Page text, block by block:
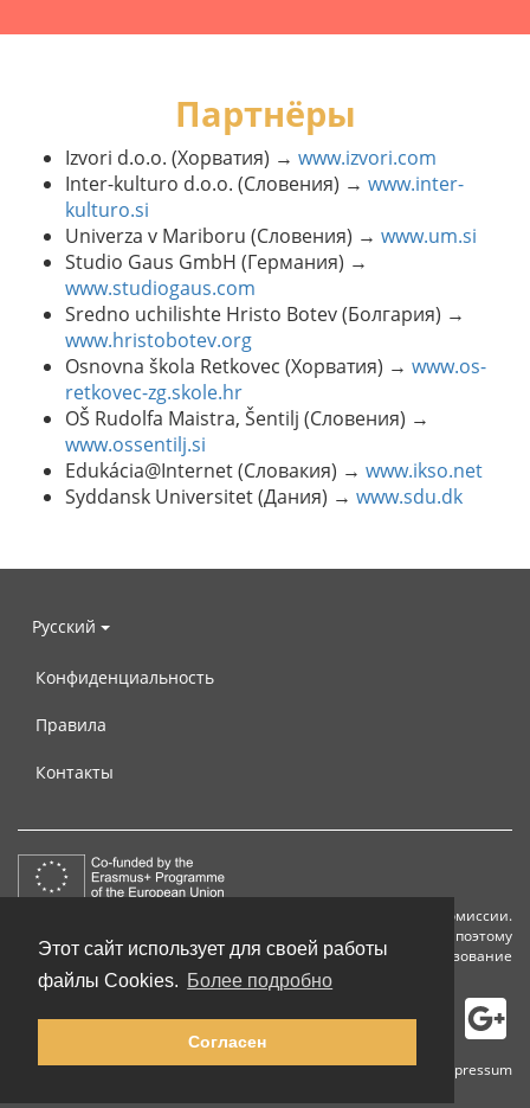
Этот сайт использует для своей работы
файлы Cookies. Более подробно
Согласен
Партнёры
Izvori d.o.o. (Хорватия) → www.izvori.com
Inter-kulturo d.o.o. (Словения) → www.inter-
kulturo.si
Univerza v Mariboru (Словения) → www.um.si
Studio Gaus GmbH (Германия) →
www.studiogaus.com
Sredno uchilishte Hristo Botev (Болгария) →
www.hristobotev.org
Osnovna škola Retkovec (Хорватия) → www.os-
retkovec-zg.skole.hr
OŠ Rudolfa Maistra, Šentilj (Словения) →
www.ossentilj.si
Edukácia@Internet (Словакия) → www.ikso.net
Syddansk Universitet (Дания) → www.sdu.dk
Русский
Конфиденциальность
Правила
Контакты
Этот проект финансируется при поддержке Европейской комиссии.
Данная публикация отражает только точку зрения автора, поэтому
Комиссия не может нести ответственность за любое использование
информации, которая появляется здесь.
© 2002-2026 lernu.net | Impressum